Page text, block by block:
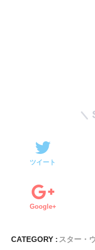
ツイート
Google+
CATEGORY : スター・